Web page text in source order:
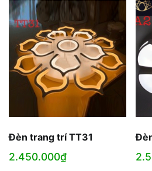
Đèn trang trí TT31
2.450.000₫